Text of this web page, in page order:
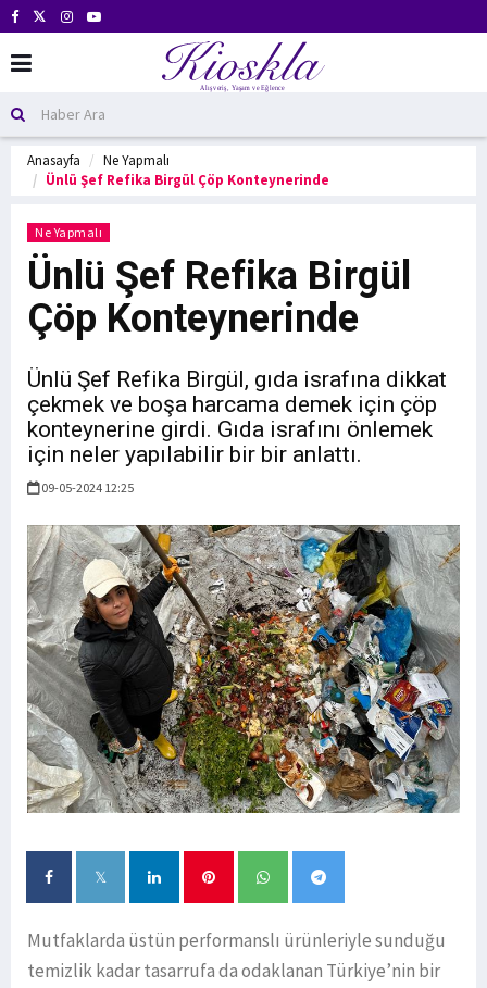
Anasayfa
Ne Yapmalı
Ünlü Şef Refika Birgül Çöp Konteynerinde
Ne Yapmalı
Ünlü Şef Refika Birgül
Çöp Konteynerinde
Ünlü Şef Refika Birgül, gıda israfına dikkat
çekmek ve boşa harcama demek için çöp
konteynerine girdi. Gıda israfını önlemek
için neler yapılabilir bir bir anlattı.
09-05-2024 12:25
Mutfaklarda üstün performanslı ürünleriyle sunduğu
temizlik kadar tasarrufa da odaklanan Türkiye’nin bir